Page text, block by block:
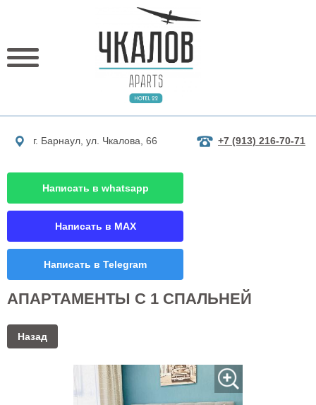
г. Барнаул, ул. Чкалова, 66 +7 (913) 216-70-71
Написать в whatsapp
Написать в MAX
Написать в Telegram
АПАРТАМЕНТЫ С 1 СПАЛЬНЕЙ
Назад